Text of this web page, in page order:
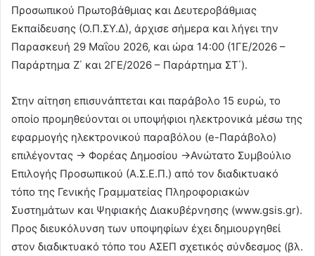
Προσωπικού Πρωτοβάθμιας και Δευτεροβάθμιας
Εκπαίδευσης (Ο.Π.ΣΥ.Δ), άρχισε σήμερα και λήγει την
Παρασκευή 29 Μαΐου 2026, και ώρα 14:00 (1ΓΕ/2026 –
Παράρτημα Ζ΄ και 2ΓΕ/2026 – Παράρτημα ΣΤ΄).
Στην αίτηση επισυνάπτεται και παράβολο 15 ευρώ, το
οποίο προμηθεύονται οι υποψήφιοι ηλεκτρονικά μέσω της
εφαρμογής ηλεκτρονικού παραβόλου (e-Παράβολο)
επιλέγοντας -> Φορέας Δημοσίου ->Ανώτατο Συμβούλιο
Επιλογής Προσωπικού (Α.Σ.Ε.Π.) από τον διαδικτυακό
τόπο της Γενικής Γραμματείας Πληροφοριακών
Συστημάτων και Ψηφιακής Διακυβέρνησης (www.gsis.gr).
Προς διευκόλυνση των υποψηφίων έχει δημιουργηθεί
στον διαδικτυακό τόπο του ΑΣΕΠ σχετικός σύνδεσμος (βλ.